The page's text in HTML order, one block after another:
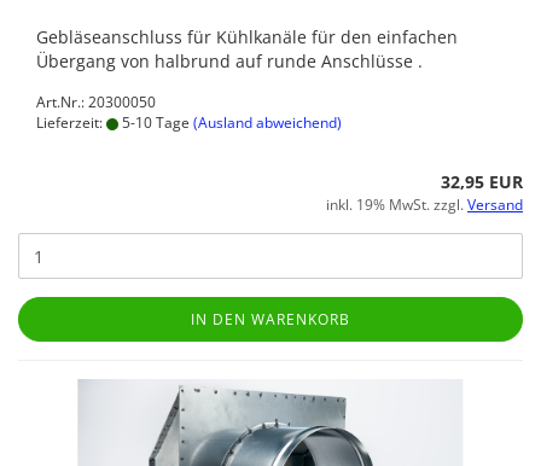
Gebläseanschluss für Kühlkanäle für den einfachen
Übergang von halbrund auf runde Anschlüsse .
Art.Nr.: 20300050
Lieferzeit:
5-10 Tage (Ausland abweichend)
32,95 EUR
inkl. 19% MwSt. zzgl.Versand
IN DEN WARENKORB